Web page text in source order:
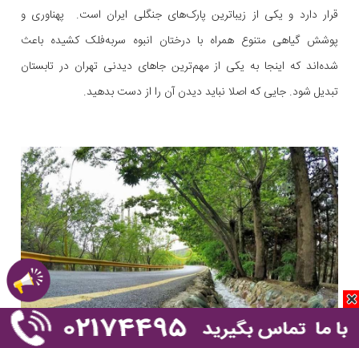
قرار دارد و یکی از زیباترین پارک‌های جنگلی ایران است. پهناوری و
پوشش گیاهی متنوع همراه با درختان انبوه سربه‌فلک کشیده باعث
شده‌اند که اینجا به یکی از مهم‌ترین جاهای دیدنی تهران در تابستان
تبدیل شود. جایی که اصلا نباید دیدن آن را از دست بدهید.